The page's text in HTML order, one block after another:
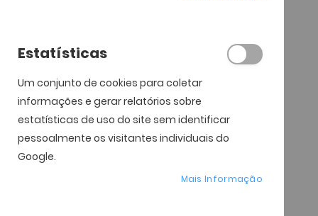
Material da Armação
Material das Lentes
Largura da Lente
Tamanho da Ponte
Estatísticas
Um conjunto de cookies para coletar
informações e gerar relatórios sobre
estatísticas de uso do site sem identificar
pessoalmente os visitantes individuais do
Google.
Mais Informação